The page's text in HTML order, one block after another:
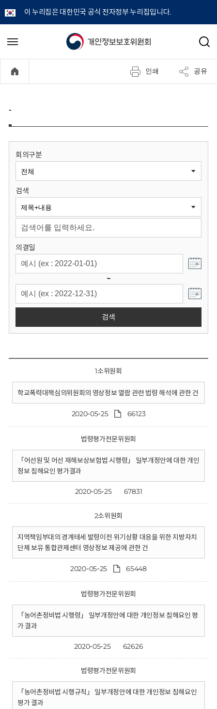
이 누리집은 대한민국 공식 전자정부 누리집입니다.
개
정
보
원
회
메
기
검
인쇄 공유
-
회의구분
검색
의결일
~
검색
1소위원회
학교폭력대책심의위원회의 영상정보 열람 관련 법령 해석에 관한 건
2020-05-25 66123
법령평가전문위원회
「어선원 및 어선 재해보상보험법 시행령」 일부개정안에 대한 개인
정보 침해요인 평가결과
2020-05-25 67831
2소위원회
지역책임부대의 경계테세 발령이전 위기상황 대응을 위한 지방자치
단체 보유 통합관제센터 영상정보 제공에 관한 건
2020-05-25 65448
법령평가전문위원회
「농어촌정비법 시행령」 일부개정안에 대한 개인정보 침해요인 평
가 결과
2020-05-25 62626
법령평가전문위원회
「농어촌정비법 시행규칙」 일부개정안에 대한 개인정보 침해요인
평가 결과